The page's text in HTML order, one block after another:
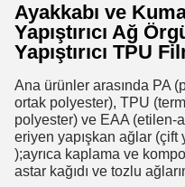
Ayakkabı ve
Yapıştırıcı Ağ
Yapıştırıcı TPU
Ana ürünler arasında PA
ortak polyester), TPU
polyester) ve EAA (etilen-
eriyen yapışkan ağlar (çift
);ayrıca kaplama ve
astar kağıdı ve tozlu